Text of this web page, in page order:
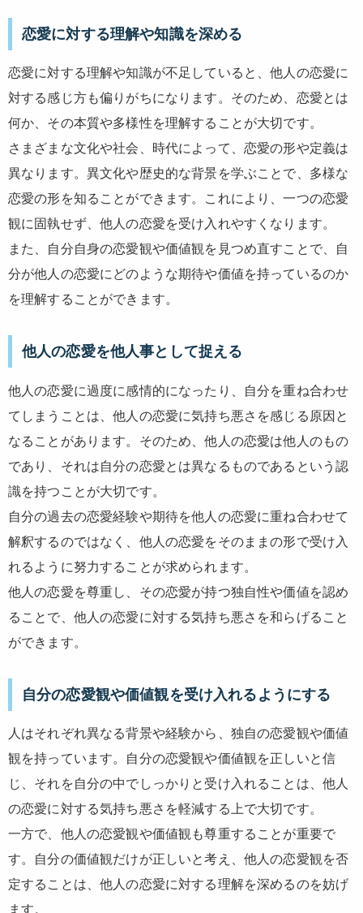
恋愛に対する理解や知識を深める
恋愛に対する理解や知識が不足していると、他人の恋愛に
対する感じ方も偏りがちになります。そのため、恋愛とは
何か、その本質や多様性を理解することが大切です。
さまざまな文化や社会、時代によって、恋愛の形や定義は
異なります。異文化や歴史的な背景を学ぶことで、多様な
恋愛の形を知ることができます。これにより、一つの恋愛
観に固執せず、他人の恋愛を受け入れやすくなります。
また、自分自身の恋愛観や価値観を見つめ直すことで、自
分が他人の恋愛にどのような期待や価値を持っているのか
を理解することができます。
他人の恋愛を他人事として捉える
他人の恋愛に過度に感情的になったり、自分を重ね合わせ
てしまうことは、他人の恋愛に気持ち悪さを感じる原因と
なることがあります。そのため、他人の恋愛は他人のもの
であり、それは自分の恋愛とは異なるものであるという認
識を持つことが大切です。
自分の過去の恋愛経験や期待を他人の恋愛に重ね合わせて
解釈するのではなく、他人の恋愛をそのままの形で受け入
れるように努力することが求められます。
他人の恋愛を尊重し、その恋愛が持つ独自性や価値を認め
ることで、他人の恋愛に対する気持ち悪さを和らげること
ができます。
自分の恋愛観や価値観を受け入れるようにする
人はそれぞれ異なる背景や経験から、独自の恋愛観や価値
観を持っています。自分の恋愛観や価値観を正しいと信
じ、それを自分の中でしっかりと受け入れることは、他人
の恋愛に対する気持ち悪さを軽減する上で大切です。
一方で、他人の恋愛観や価値観も尊重することが重要で
す。自分の価値観だけが正しいと考え、他人の恋愛観を否
定することは、他人の恋愛に対する理解を深めるのを妨げ
ます。